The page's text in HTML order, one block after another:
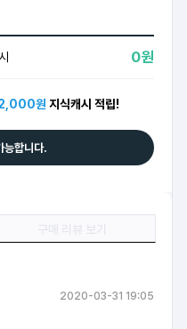
0원
원 지식캐시 적립!
능합니다.
2020-03-31 19:05